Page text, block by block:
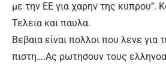
με την ΕΕ για χαρην της κυπρου’’.
Τελεια και παυλα.
Βεβαια είναι πολλοι που λενε για
πιστη….Ας ρωτησουν τους